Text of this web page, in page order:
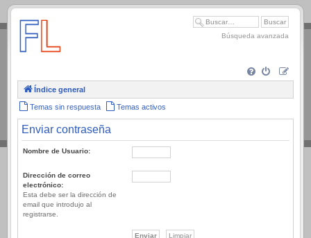
.
Búsqueda avanzada
Índice general
Temas sin respuesta Temas activos
Enviar contraseña
Nombre de Usuario:
Dirección de correo
electrónico:
Esta debe ser la dirección de
email que introdujo al
registrarse.